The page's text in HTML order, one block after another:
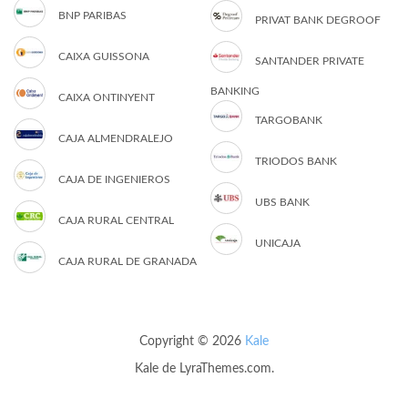
BNP PARIBAS
CAIXA GUISSONA
CAIXA ONTINYENT
CAJA ALMENDRALEJO
CAJA DE INGENIEROS
CAJA RURAL CENTRAL
CAJA RURAL DE GRANADA
PRIVAT BANK DEGROOF
SANTANDER PRIVATE
BANKING
TARGOBANK
TRIODOS BANK
UBS BANK
UNICAJA
Copyright © 2026 Kale
Kalede LyraThemes.com.